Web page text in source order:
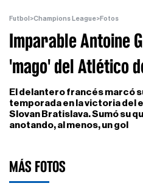
Futbol >Champions League>Fotos
Imparable Antoine
'mago' del Atlético
El delantero francés marcó
temporada en la victoria del
Slovan Bratislava. Sumó su
anotando, al menos, un gol
MÁS FOTOS